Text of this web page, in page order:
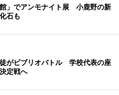
」でアンモナイト展 小鹿野の新
石も
がビブリオバトル 学校代表の座
定戦へ